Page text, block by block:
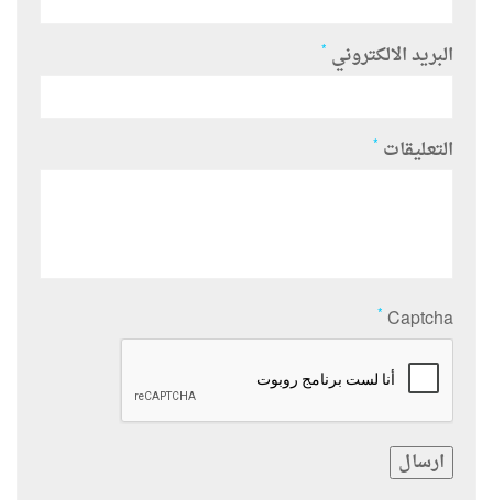
البريد الالكتروني *
التعليقات *
Captcha
*
ارسال